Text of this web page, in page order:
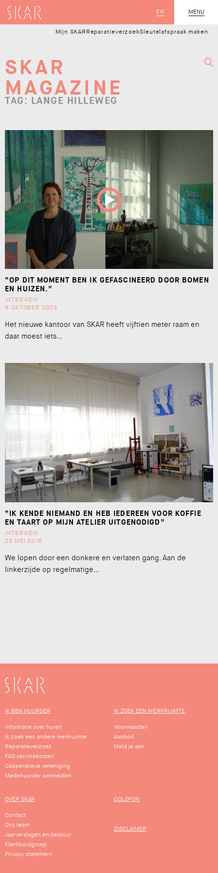
MENU
SLUIT
EN
SKAR
Mijn SKAR ReparatieverzoekSleutelafspraak maken
SKAR
MAGAZINE
TAG: LANGE HILLEWEG
“OP DIT MOMENT BEN IK GEFASCINEERD DOOR BOMEN
EN HUIZEN.”
INTERVIEW
6 OKTOBER 2023
Het nieuwe kantoor van SKAR heeft vijftien meter raam en
daar moest iets…
“IK KENDE NIEMAND EN HEB IEDEREEN VOOR KOFFIE
EN TAART OP MIJN ATELIER UITGENODIGD”
INTERVIEW
25 MEI 2018
We lopen door een donkere en verlaten gang. Aan de
linkerzijde op regelmatige…
SKAR
IK BEN HUURDER
Informatie over huren
Ik zoek een andere werkruimte
Reparatieverzoek
FAQ servicekosten
Coöperatieve vereniging
Medehuurder aanmelden
IK ZOEK EEN WERKRUIMTE
Voorwaarden
Aanbod
Meld je aan
OVER SKAR
Contact
Ons team
Jaarverslagen en bestuur
Klankbordgroep
Privacy statement
COLOFON
DISCLAIMER